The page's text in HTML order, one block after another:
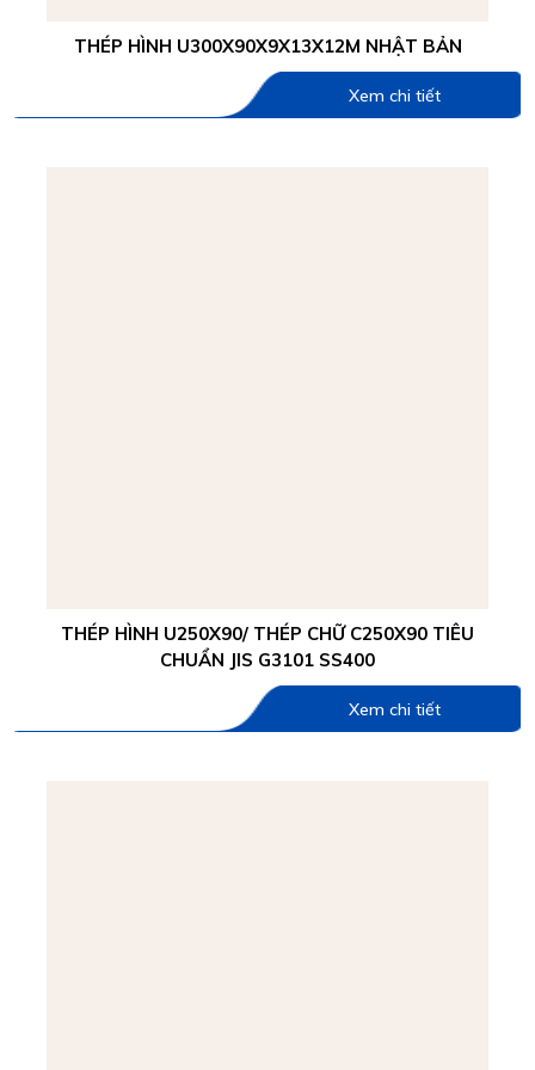
THÉP HÌNH U300X90X9X13X12M NHẬT BẢN
Xem chi tiết
THÉP HÌNH U250X90/ THÉP CHỮ C250X90 TIÊU
CHUẨN JIS G3101 SS400
Xem chi tiết